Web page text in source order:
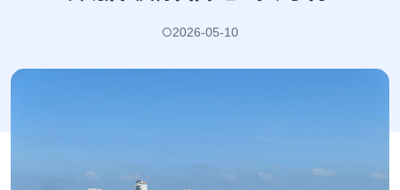
2026-05-10